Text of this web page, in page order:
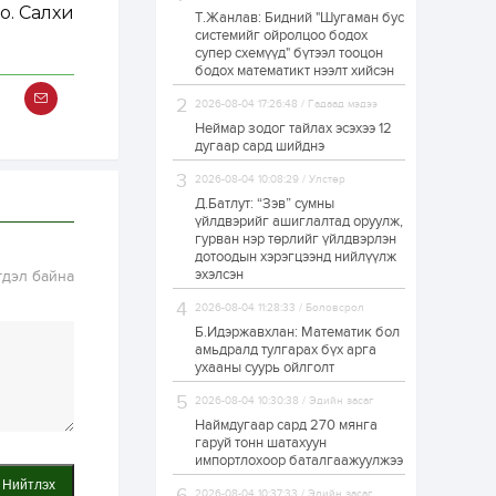
Салхи
байна
Нийтлэх
ЗГ: Автобензин,
дизель түлшний
онцгой албан
татварыг тэглэлээ
1 өдөр 2
З.Мэндсайхан:
Хүнсний нөөцийг
бэлтгэх агуулах,
зоорь бэлтгэх ААН-
үүдэд хөнгөлөлттэй
зээл олгоно
1 өдөр 1 0
Европ дахь
соёлын наадам
боллоо
1 өдөр 2
Өнгөрсөн сард
металл худалдан
авчээ
1 өдөр 0 0
Т.Жанлав: Бидний "Шугаман бус
системийг ойролцоо бодох
супер схемүүд" бүтээл тооцон
бодох математикт нээлт хийсэн
2026-08-04 17:26:48 / Гадаад мэдээ
Неймар зодог тайлах эсэхээ 12
дугаар сард шийднэ
2026-08-04 10:08:29 / Улстөр
Д.Батлут: “Зэв” сумны
үйлдвэрийг ашиглалтад оруулж,
гурван нэр төрлийг үйлдвэрлэн
дотоодын хэрэгцээнд нийлүүлж
эхэлсэн
2026-08-04 11:28:33 / Боловсрол
Б.Идэржавхлан: Математик бол
амьдралд тулгарах бүх арга
ухааны суурь ойлголт
2026-08-04 10:30:38 / Эдийн засаг
Наймдугаар сард 270 мянга
гаруй тонн шатахуун
импортлохоор баталгаажуулжээ